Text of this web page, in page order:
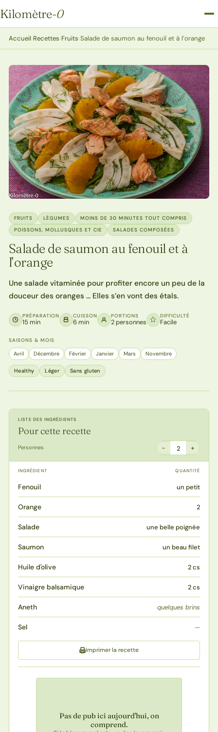
Kilomètre-0
Kilomètre-0
Accueil›Recettes›Fruits›Salade de saumon au fenouil et à l’orange
FRUITS LÉGUMES
MOINS DE 30 MINUTES TOUT COMPRIS
POISSONS, MOLLUSQUES ET CIE
SALADES COMPOSÉES
Salade de saumon au fenouil et à
l’orange
Une salade vitaminée pour profiter encore un peu de la
douceur des oranges … Elles s’en vont des étals.
PRÉPARATION
15 min
CUISSON
6 min
PORTIONS
2 personnes
DIFFICULTÉ
Facile
SAISONS & MOIS
Avril Décembre Février Janvier Mars Novembre
Healthy Léger Sans gluten
LISTE DES INGRÉDIENTS
Pour cette recette
Personnes − 2 +
INGRÉDIENT QUANTITÉ
Fenouil un petit
Orange 2
Salade une belle poignée
Saumon un beau filet
Huile d'olive 2 cs
Vinaigre balsamique 2 cs
Aneth quelques brins
Sel —
Imprimer la recette
Pas de pub ici aujourd'hui, on
comprend.